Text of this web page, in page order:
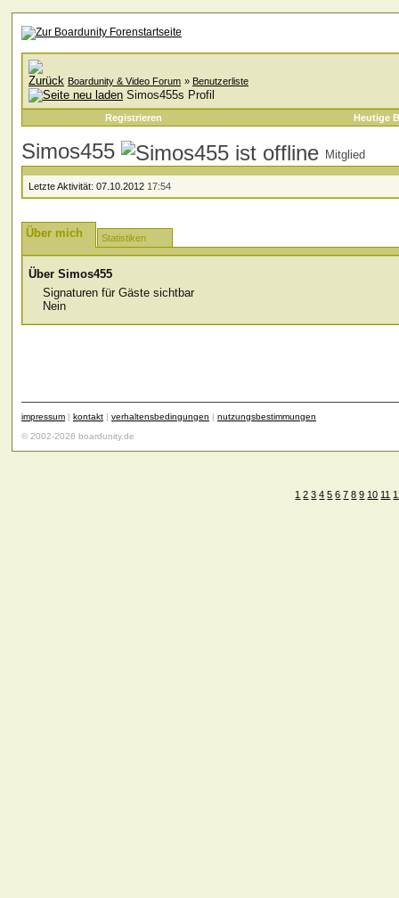
Boardunity & Video Forum » Benutzerliste
Simos455s Profil
Registrieren Heutige
Simos455 Mitglied
Letzte Aktivität: 07.10.2012 17:54
Über mich Statistiken
Über Simos455
Signaturen für Gäste sichtbar
Nein
impressum | kontakt | verhaltensbedingungen | nutzungsbestimmungen
© 2002-2026 boardunity.de
1 2 3 4 5 6 7 8 9 10 11